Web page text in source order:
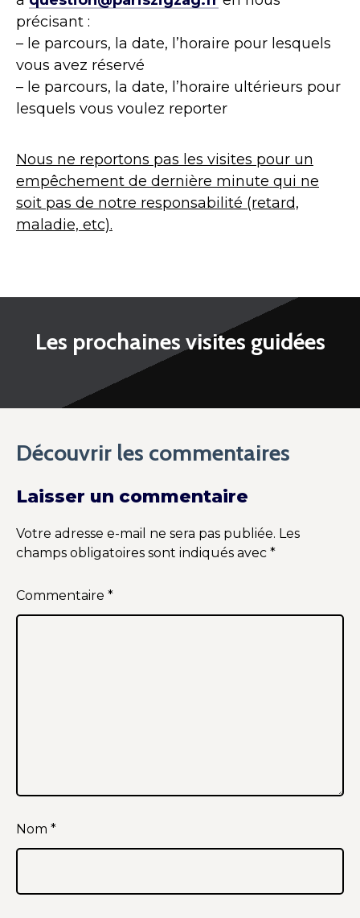
précisant :
– le parcours, la date, l’horaire pour lesquels
vous avez réservé
– le parcours, la date, l’horaire ultérieurs pour
lesquels vous voulez reporter
Nous ne reportons pas les visites pour un
empêchement de dernière minute qui ne
soit pas de notre responsabilité (retard,
maladie, etc).
Les prochaines visites guidées
Découvrir les commentaires
Laisser un commentaire
Votre adresse e-mail ne sera pas publiée. Les
champs obligatoires sont indiqués avec *
Commentaire *
Nom *